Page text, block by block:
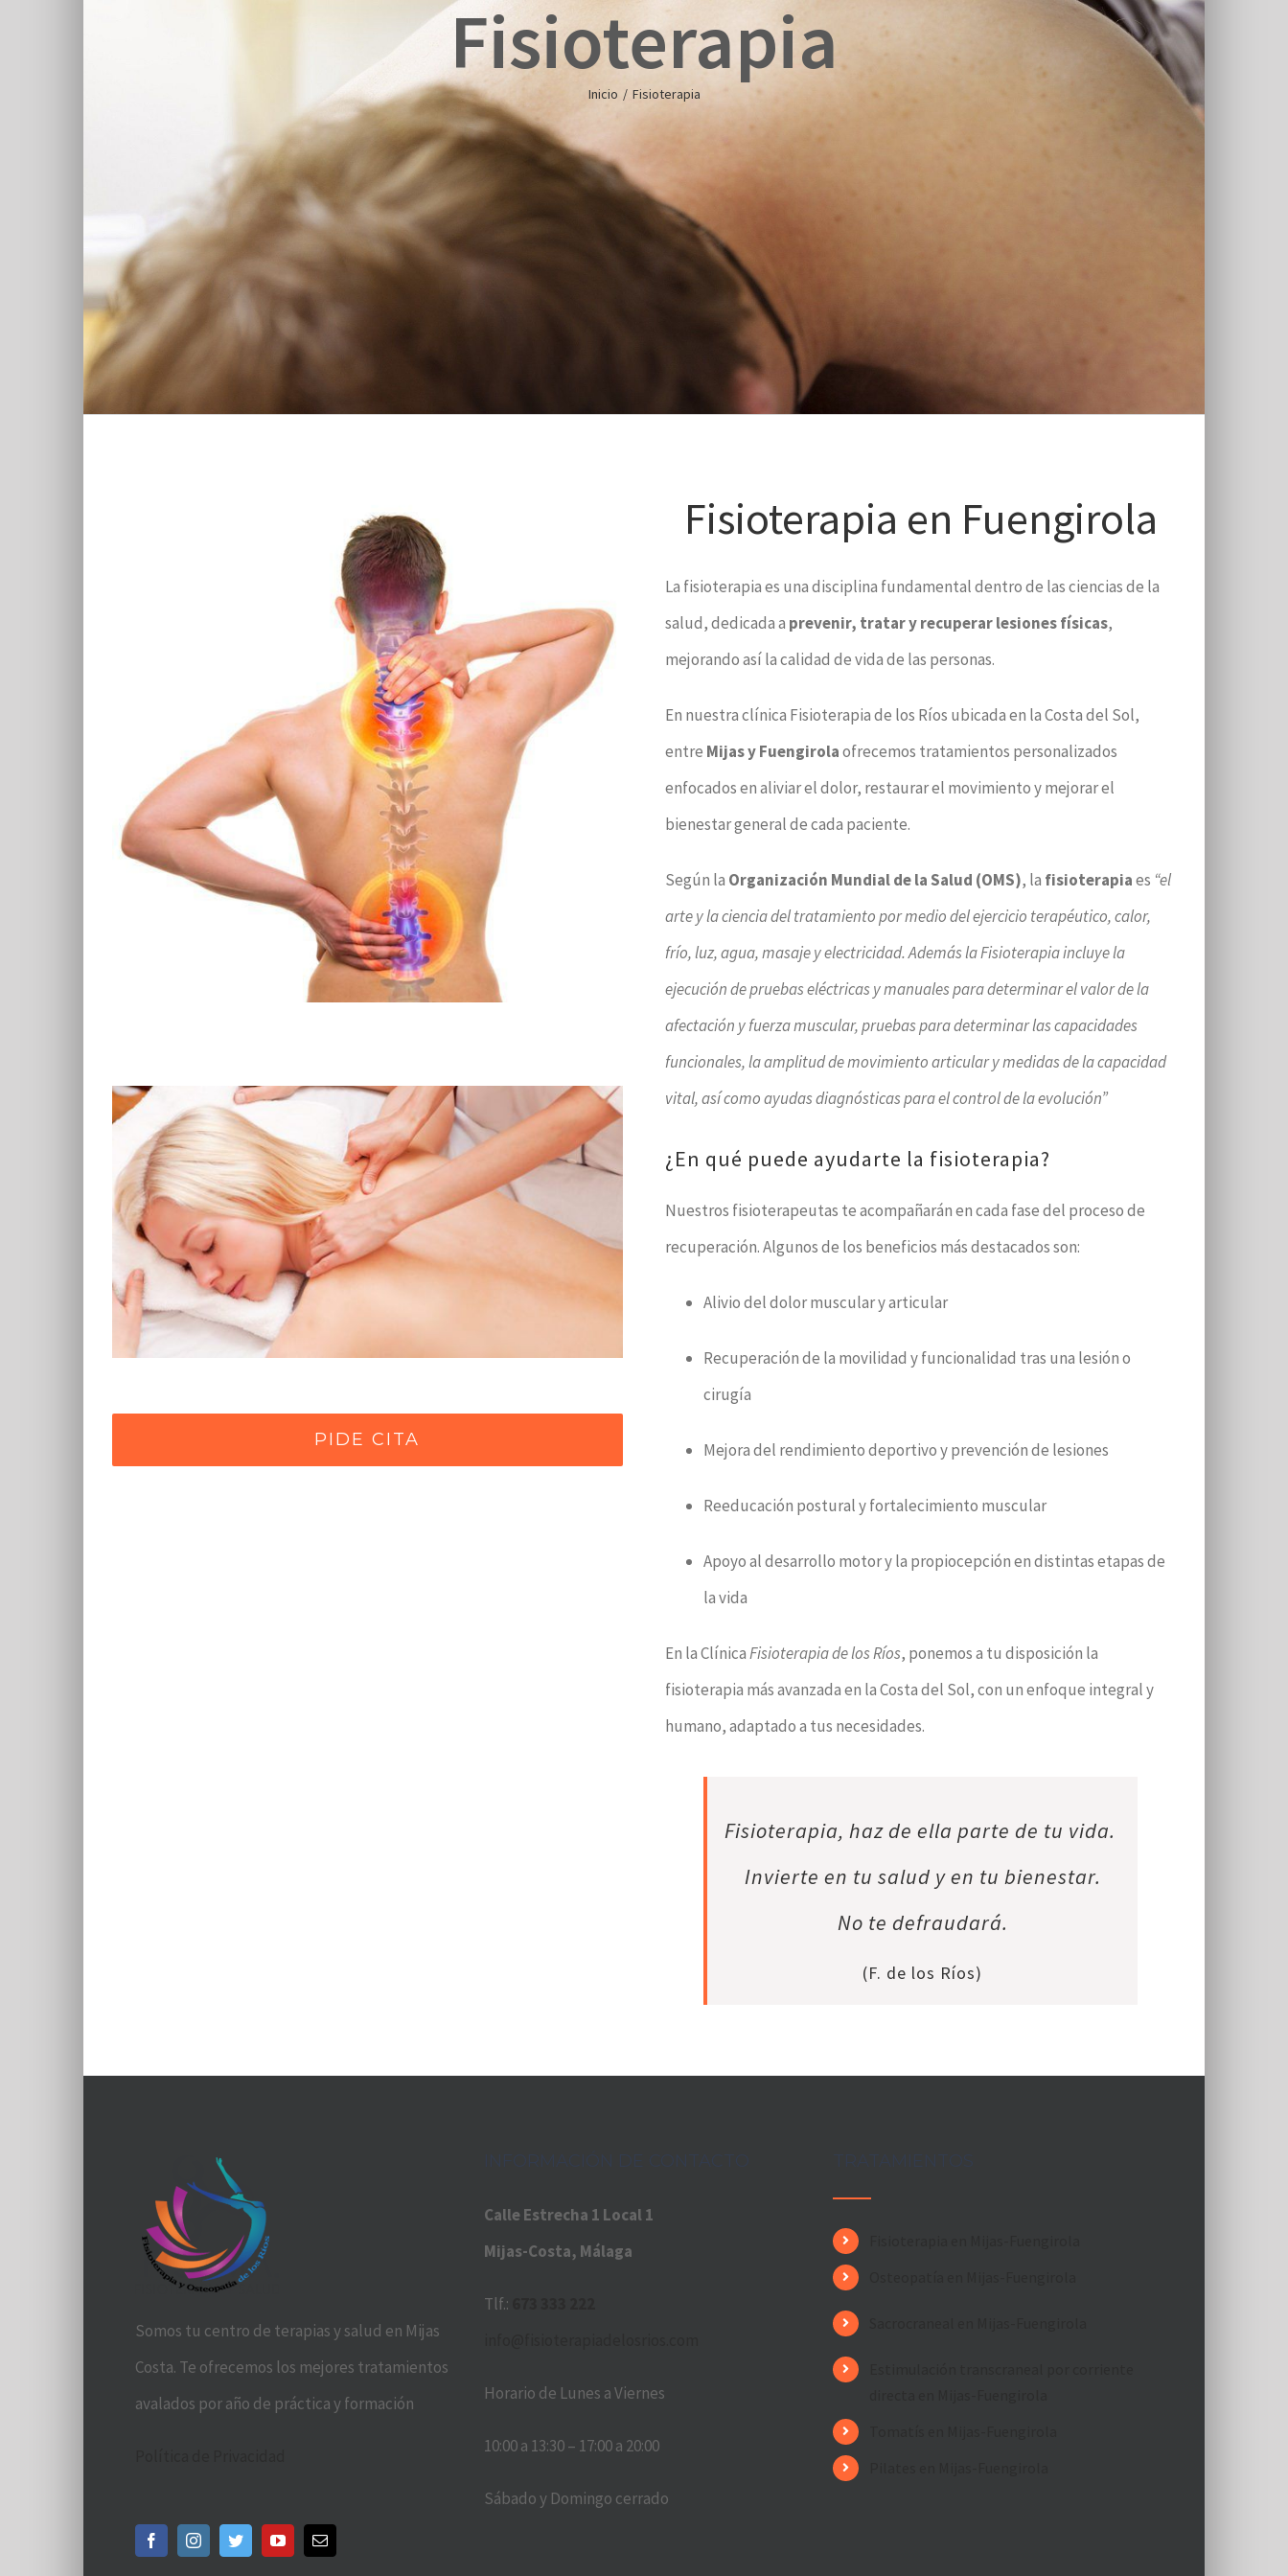
Fisioterapia
Inicio / Fisioterapia
PIDE CITA
Fisioterapia en Fuengirola
La fisioterapia es una disciplina fundamental dentro de las ciencias de la
salud, dedicada a prevenir, tratar y recuperar lesiones físicas,
mejorando así la calidad de vida de las personas.
En nuestra clínica Fisioterapia de los Ríos ubicada en la Costa del Sol,
entre Mijas y Fuengirolaofrecemos tratamientos personalizados
enfocados en aliviar el dolor, restaurar el movimiento y mejorar el
bienestar general de cada paciente.
Según la Organización Mundial de la Salud (OMS), la fisioterapiaes “el
arte y la ciencia del tratamiento por medio del ejercicio terapéutico, calor,
frío, luz, agua, masaje y electricidad. Además la Fisioterapia incluye la
ejecución de pruebas eléctricas y manuales para determinar el valor de la
afectación y fuerza muscular, pruebas para determinar las capacidades
funcionales, la amplitud de movimiento articular y medidas de la capacidad
vital, así como ayudas diagnósticas para el control de la evolución”
¿En qué puede ayudarte la fisioterapia?
Nuestros fisioterapeutas te acompañarán en cada fase del proceso de
recuperación. Algunos de los beneficios más destacados son:
Alivio del dolor muscular y articular
Recuperación de la movilidad y funcionalidad tras una lesión o
cirugía
Mejora del rendimiento deportivo y prevención de lesiones
Reeducación postural y fortalecimiento muscular
Apoyo al desarrollo motor y la propiocepción en distintas etapas de
la vida
En la ClínicaFisioterapia de los Ríos, ponemos a tu disposición la
fisioterapia más avanzada en la Costa del Sol, con un enfoque integral y
humano, adaptado a tus necesidades.
Fisioterapia, haz de ella parte de tu vida.
Invierte en tu salud y en tu bienestar.
No te defraudará.
(F. de los Ríos)
Somos tu centro de terapias y salud en Mijas
Costa. Te ofrecemos los mejores tratamientos
avalados por año de práctica y formación
Calle Estrecha 1 Local 1
Mijas-Costa, Málaga
Tlf.:
Horario de Lunes a Viernes
10:00 a 13:30 – 17:00 a 20:00
Sábado y Domingo cerrado